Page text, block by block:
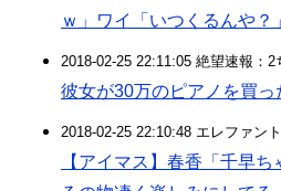
ｗ」ワイ「いつくるんや？」
2018-02-25 22:11:05 絶望速報：
彼女が30万のピアノを買っ
2018-02-25 22:10:48 エレファン
【アイマス】春香「千早